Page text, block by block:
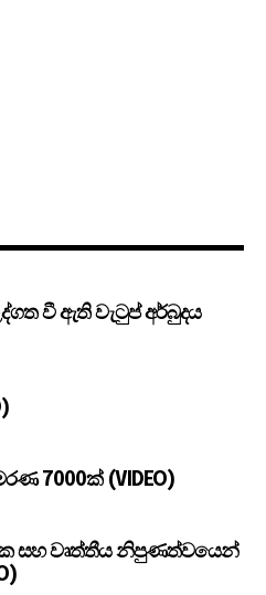
වී ඇති වැටුප් අර්බුදය
7000ක් (VIDEO)
සහ වෘත්තීය නිපුණත්වයෙන්